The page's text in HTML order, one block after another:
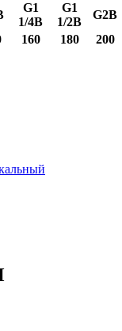
G1
1/4B
G1
1/2B
G2B
160 180 200